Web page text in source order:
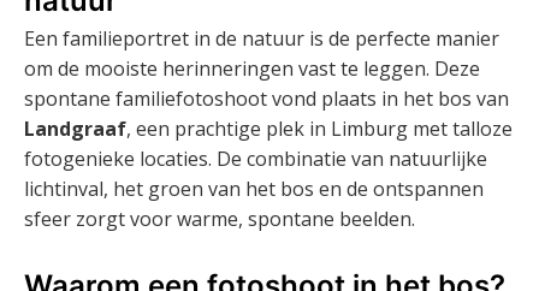
Een familieportret in de natuur is de perfecte manier
om de mooiste herinneringen vast te leggen. Deze
spontane familiefotoshoot vond plaats in het bos van
Landgraaf, een prachtige plek in Limburg met talloze
fotogenieke locaties. De combinatie van natuurlijke
lichtinval, het groen van het bos en de ontspannen
sfeer zorgt voor warme, spontane beelden.